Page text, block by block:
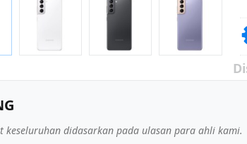
keseluruhan didasarkan pada ulasan para ahli kami.